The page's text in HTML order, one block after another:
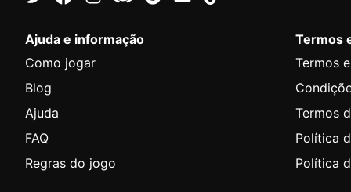
Ajuda e informação
Como jogar
Blog
Ajuda
FAQ
Regras do jogo
Termos
Termos
Termos
Política
Política